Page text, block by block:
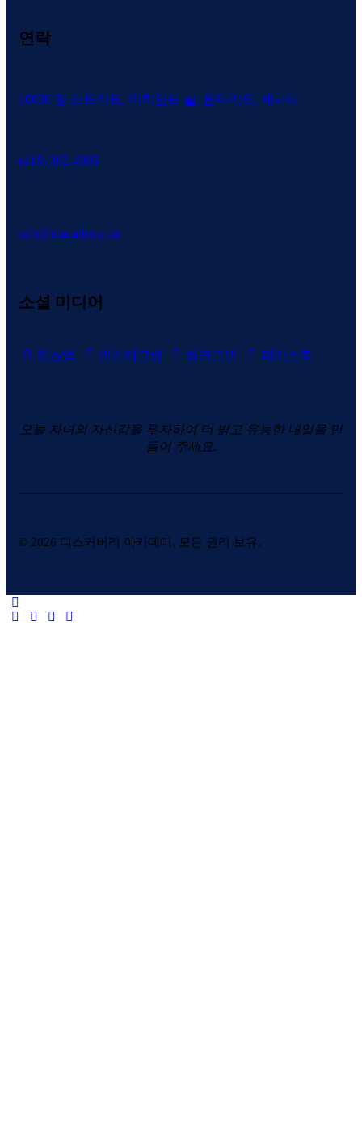
연락
10030 영 스트리트, 리치먼드 힐, 온타리오, 캐나다
(416) 302-4085
info@diacademy.ca
소셜 미디어
왓츠앱 인스타그램 링크드인 페이스북
오늘 자녀의 자신감을 투자하여 더 밝고 유능한 내일을 만
들어 주세요.
© 2026 디스커버리 아카데미. 모든 권리 보유.